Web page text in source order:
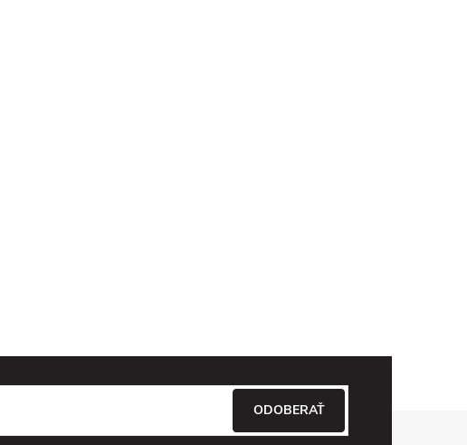
ODOBERAŤ